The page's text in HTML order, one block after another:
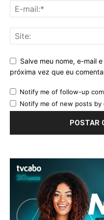
Salve meu nome, e-mail
próxima vez que eu
Notify me of follow-up
Notify me of new posts by